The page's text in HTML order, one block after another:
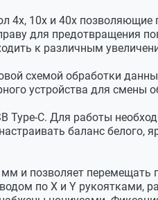
4х, 10х и 40х
для предотвращения
к различным
схемой обработки
устройства для
C. Для работы
баланс белого,
и позволяет
по X и Y рукоятками,